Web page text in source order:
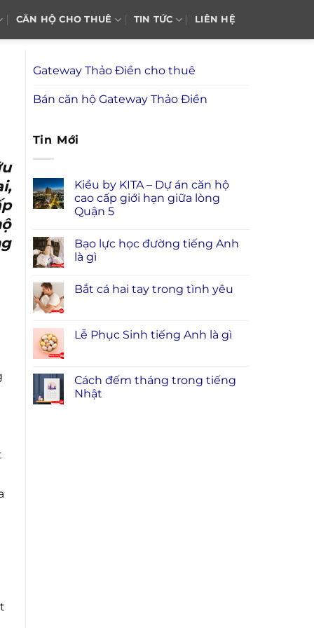
CĂN HỘ CHO THUÊ TIN TỨC LIÊN HỆ
Gateway Thảo Điền cho thuê
Bán căn hộ Gateway Thảo Điền
Tin Mới
Kiều by KITA – Dự án căn hộ
cao cấp giới hạn giữa lòng
Quận 5
Bạo lực học đường tiếng Anh
là gì
Bắt cá hai tay trong tình yêu
Lễ Phục Sinh tiếng Anh là gì
Cách đếm tháng trong tiếng
Nhật